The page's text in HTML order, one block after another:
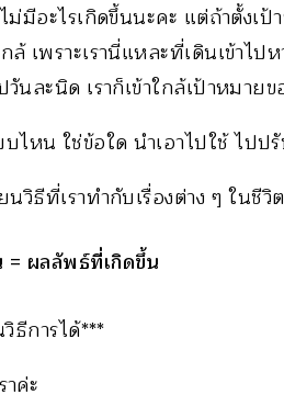
มีอะไรเกิดขึ้นนะคะ แต่ถ้าตั้งเ
เพราะเรานี่แหละที่เดินเข้าไป
ละนิด เราก็เข้าใกล้เป้าหมายข
หน ใช่ข้อใด นำเอาไปใช้ ไปป
วิธีที่เราทำกับเรื่องต่าง ๆ ในชีวิต
= ผลลัพธ์ที่เกิดขึ้น
ธีการได้***
ค่ะ